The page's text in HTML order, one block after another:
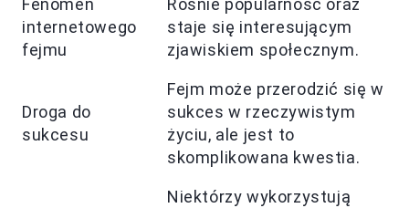
Fenomen
internetowego
fejmu
Rośnie popularność oraz
staje się interesującym
zjawiskiem społecznym.
Droga do
sukcesu
Fejm może przerodzić się w
sukces w rzeczywistym
życiu, ale jest to
skomplikowana kwestia.
Niektórzy wykorzystują